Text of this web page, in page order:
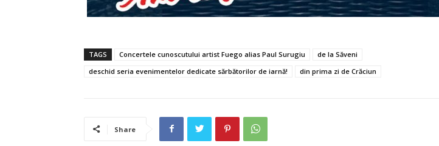
TAGS Concertele cunoscutului artist Fuego alias Paul Surugiu
de la Săveni
deschid seria evenimentelor dedicate sărbătorilor de iarnă!
din prima zi de Crăciun
Share